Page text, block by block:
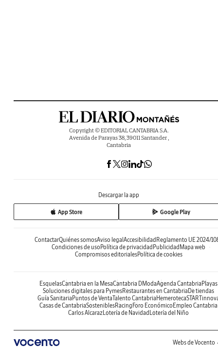
Copyright © EDITORIAL CANTABRIA S.A.
Avenida de Parayas 38, 39011 Santander ,
Cantabria
Descargar la app
App Store Google Play
ContactarQuiénes somosAviso legal Accesibilidad Reglamento UE 2024/
Condiciones de uso Política de privacidad Publicidad Mapa web
Compromisos editorialesPolítica de cookies
EsquelasCantabria en la MesaCantabria DModaAgenda Cantabria Playas
Soluciones digitales para PymesRestaurantes en Cantabria De tiendas
Guía Sanitaria Puntos de VentaTalento Cantabria Hemeroteca
Casas de CantabriaSosteniblesRacing Foro Económico Empleo Cantabria
Carlos AlcarazLotería de Navidad Lotería del Niño
Webs de Vocento